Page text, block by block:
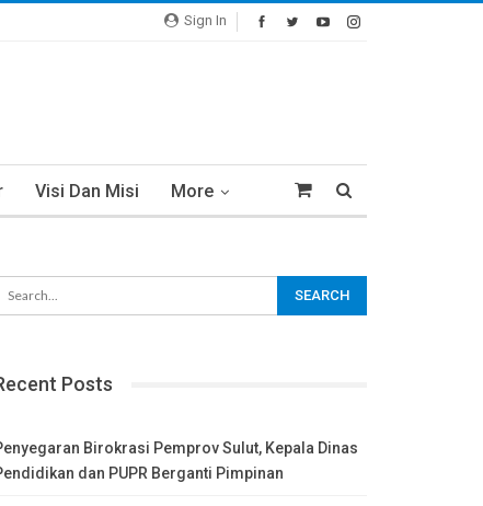
Sign In
Visi Dan Misi More
Posts
Birokrasi Pemprov Sulut, Kepala Dinas
dan PUPR Berganti Pimpinan